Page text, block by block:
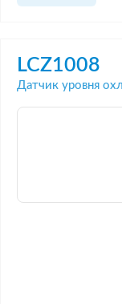
LCZ1008
Датчик уровня